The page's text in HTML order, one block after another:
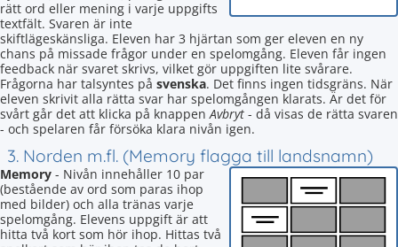
rätt ord eller mening i varje uppgifts
textfält. Svaren är inte
skiftlägeskänsliga. Eleven har 3 hjärtan som ger eleven en ny
chans på missade frågor under en spelomgång. Eleven får ingen
feedback när svaret skrivs, vilket gör uppgiften lite svårare.
Frågorna har talsyntes på svenska. Det finns ingen tidsgräns. När
eleven skrivit alla rätta svar har spelomgången klarats. Är det för
svårt går det att klicka på knappenAvbryt - då visas de rätta svaren
- och spelaren får försöka klara nivån igen.
3. Norden m.fl. (Memory flagga till landsnamn)
Memory - Nivån innehåller 10 par
(bestående av ord som paras ihop
med bilder) och alla tränas varje
spelomgång. Elevens uppgift är att
hitta två kort som hör ihop. Hittas två